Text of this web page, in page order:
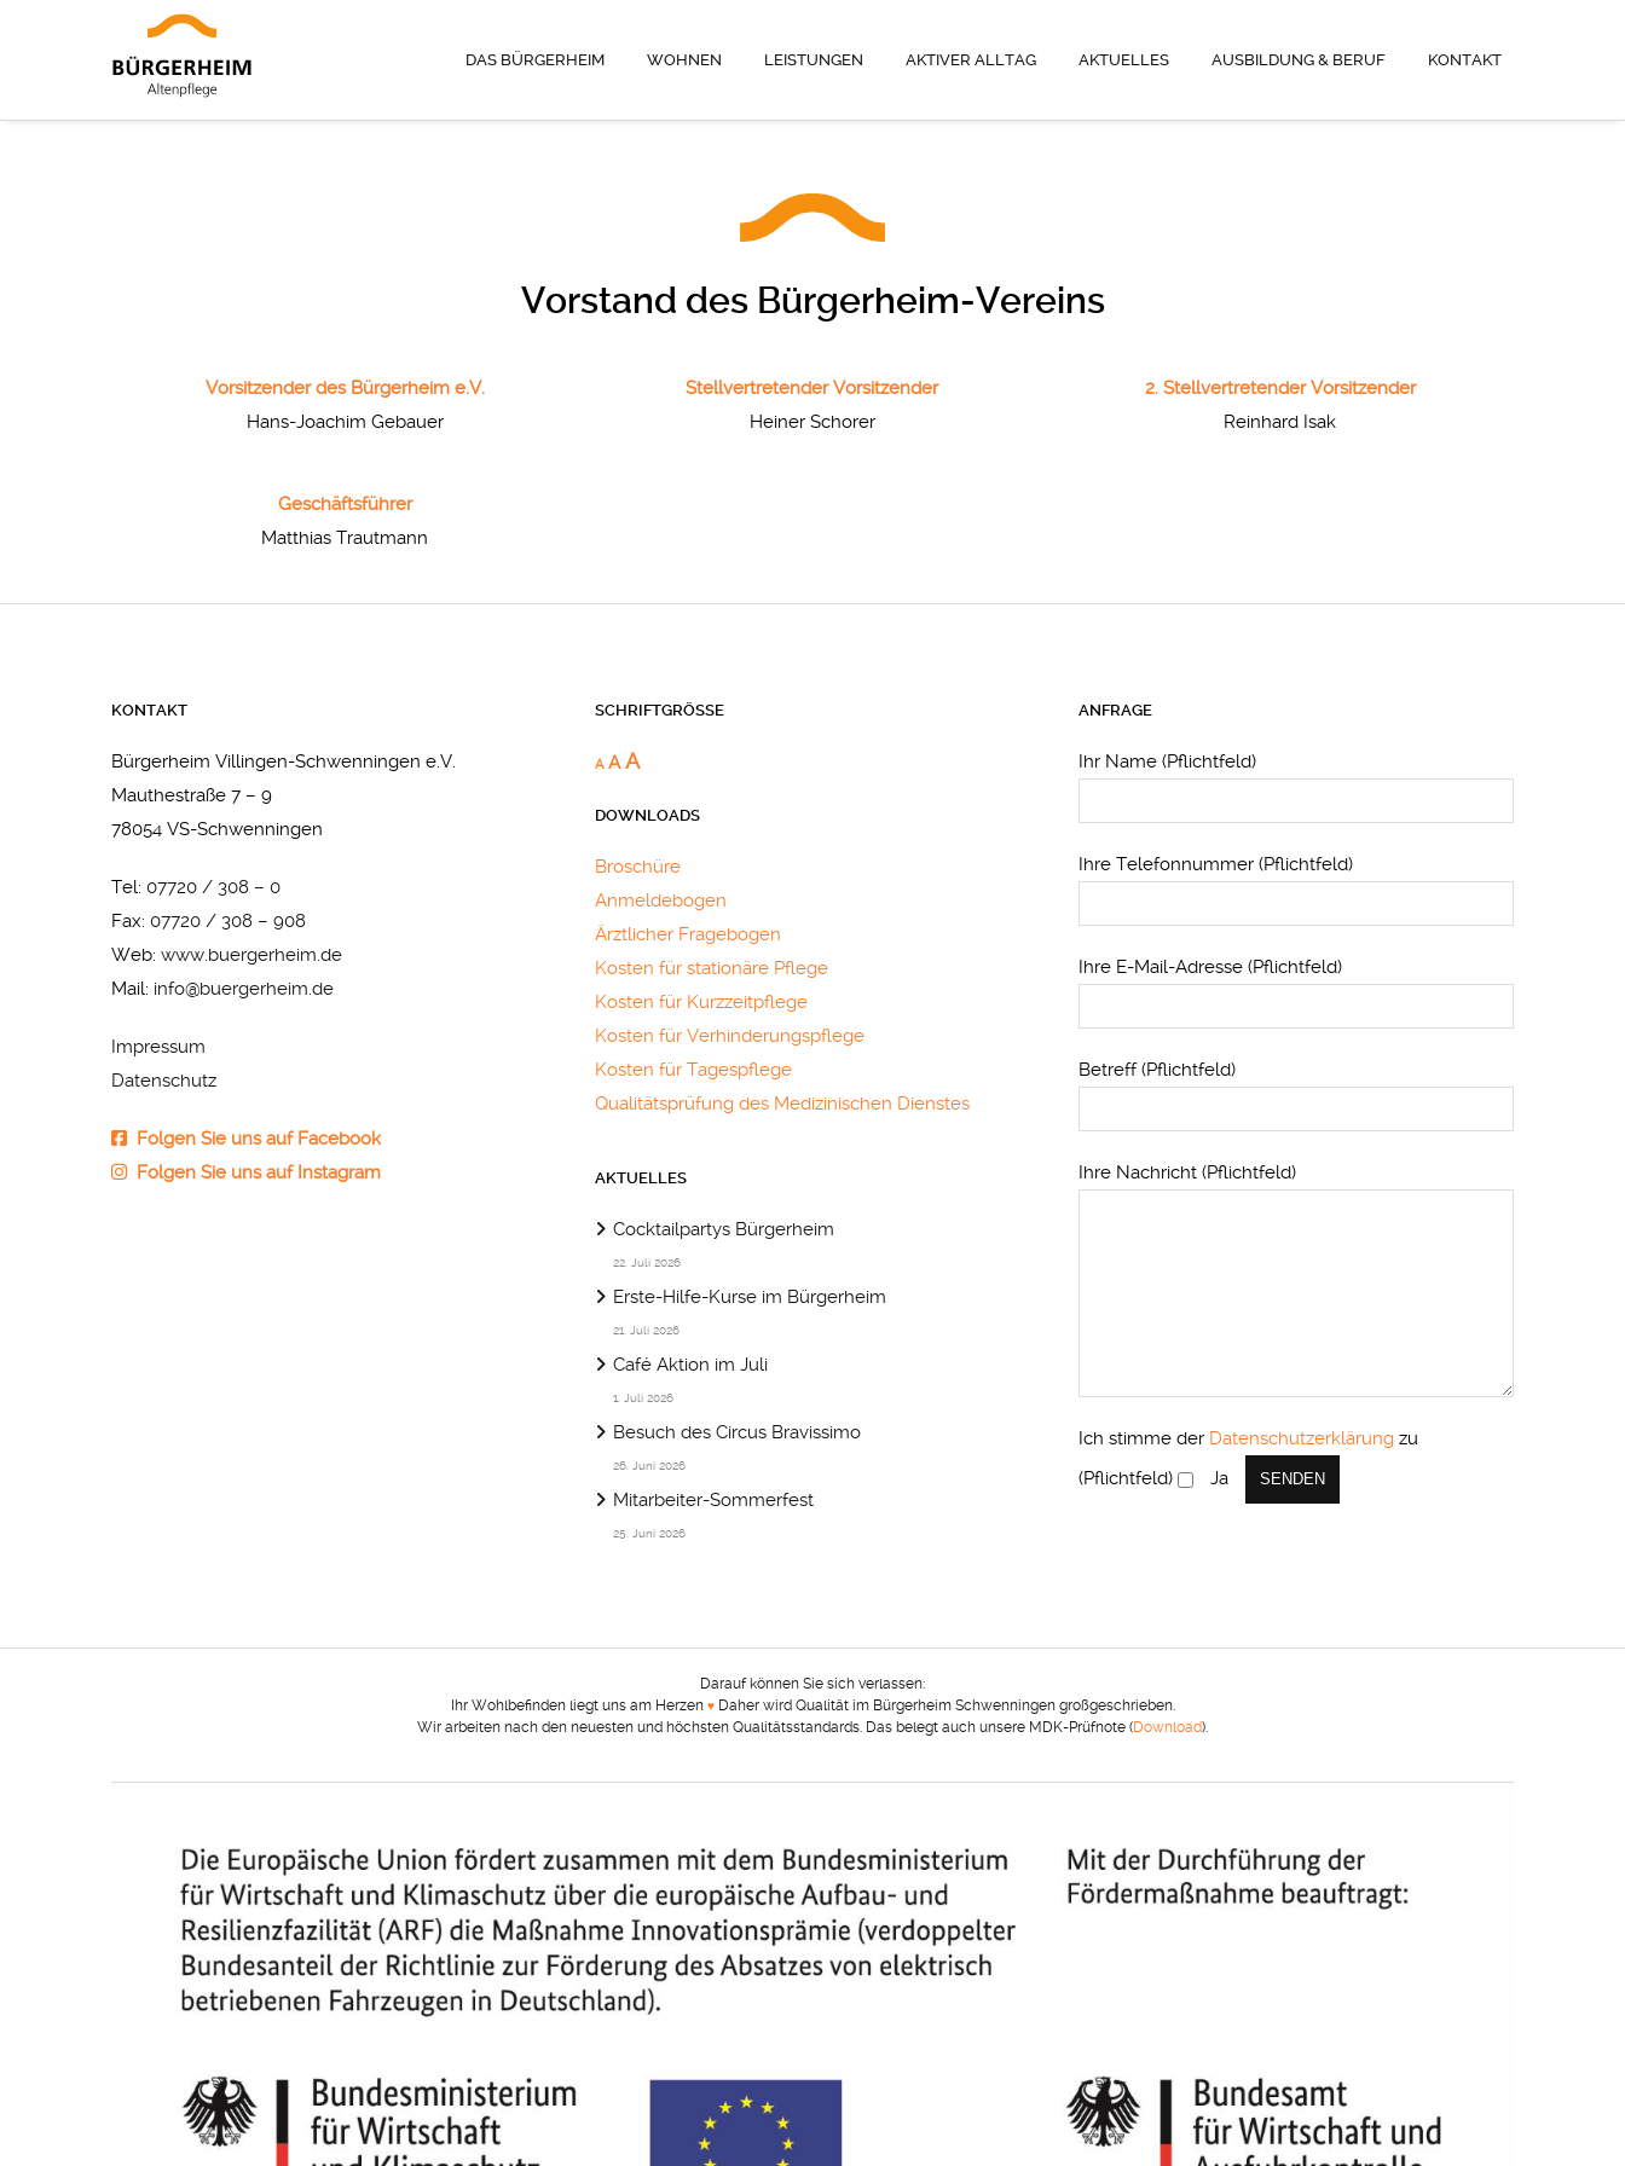
DAS BÜRGERHEIM WOHNEN LEISTUNGEN AKTIVER ALLTAG AKTUELLES AUSBILDUNG & BERUF KONTAKT
Vorstand des Bürgerheim-Vereins
Vorsitzender des Bürgerheim e.V.
Hans-Joachim Gebauer
Stellvertretender Vorsitzender
Heiner Schorer
2. Stellvertretender Vorsitzender
Reinhard Isak
Geschäftsführer
Matthias Trautmann
KONTAKT
Bürgerheim Villingen-Schwenningen e.V.
Mauthestraße 7 – 9
78054 VS-Schwenningen
Tel: 07720 / 308 – 0
Fax: 07720 / 308 – 908
Web: www.buergerheim.de
Mail: info@buergerheim.de
Impressum
Datenschutz
Folgen Sie uns auf Facebook
Folgen Sie uns auf Instagram
SCHRIFTGRÖSSE
A A A
DOWNLOADS
Broschüre
Anmeldebogen
Ärztlicher Fragebogen
Kosten für stationäre Pflege
Kosten für Kurzzeitpflege
Kosten für Verhinderungspflege
Kosten für Tagespflege
Qualitätsprüfung des Medizinischen Dienstes
AKTUELLES
Cocktailpartys Bürgerheim
22. Juli 2026
Erste-Hilfe-Kurse im Bürgerheim
21. Juli 2026
Café Aktion im Juli
1. Juli 2026
Besuch des Circus Bravissimo
26. Juni 2026
Mitarbeiter-Sommerfest
25. Juni 2026
ANFRAGE
Ihr Name (Pflichtfeld)
Ihre Telefonnummer (Pflichtfeld)
Ihre E-Mail-Adresse (Pflichtfeld)
Betreff (Pflichtfeld)
Ihre Nachricht (Pflichtfeld)
Ich stimme der Datenschutzerklärungzu
(Pflichtfeld)
Ja
Darauf können Sie sich verlassen:
Ihr Wohlbefinden liegt uns am Herzen ♥︎Daher wird Qualität im Bürgerheim Schwenningen großgeschrieben.
Wir arbeiten nach den neuesten und höchsten Qualitätsstandards. Das belegt auch unsere MDK-Prüfnote (Download).